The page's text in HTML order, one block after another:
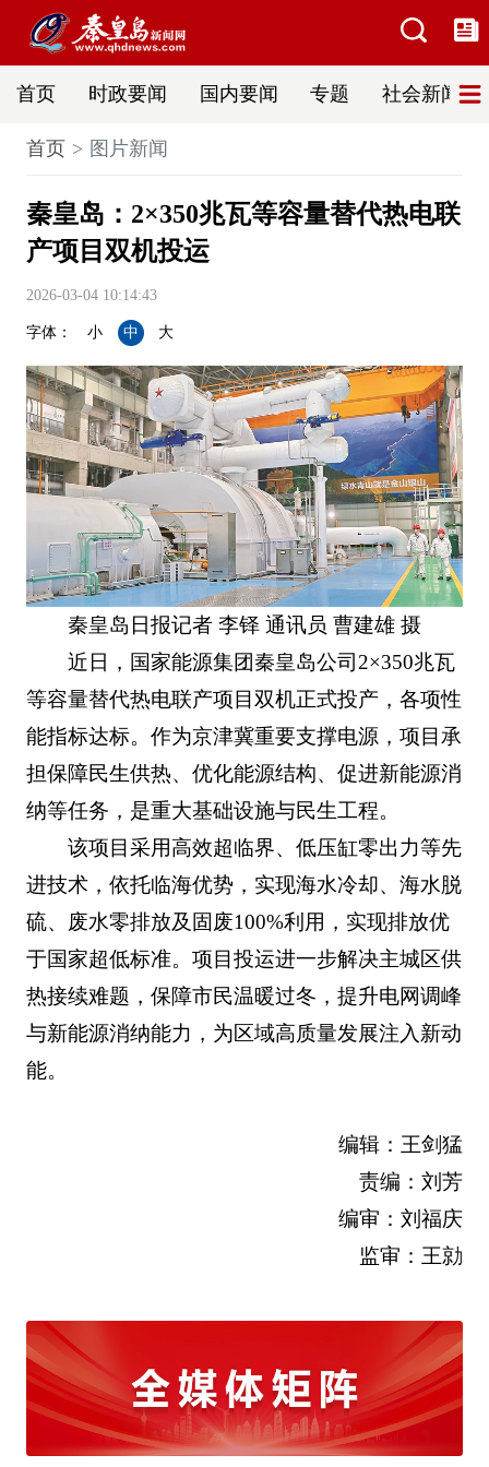
首页 时政要闻 国内要闻 专题 社会新闻
首页 图片新闻
秦皇岛：2×350兆瓦等容量替代热电联
产项目双机投运
2026-03-04 10:14:43
字体： 小 中 大
秦皇岛日报记者 李铎 通讯员 曹建雄 摄
近日，国家能源集团秦皇岛公司2×350兆瓦
等容量替代热电联产项目双机正式投产，各项性
能指标达标。作为京津冀重要支撑电源，项目承
担保障民生供热、优化能源结构、促进新能源消
纳等任务，是重大基础设施与民生工程。
该项目采用高效超临界、低压缸零出力等先
进技术，依托临海优势，实现海水冷却、海水脱
硫、废水零排放及固废100%利用，实现排放优
于国家超低标准。项目投运进一步解决主城区供
热接续难题，保障市民温暖过冬，提升电网调峰
与新能源消纳能力，为区域高质量发展注入新动
能。
编辑：王剑猛
责编：刘芳
编审：刘福庆
监审：王勍